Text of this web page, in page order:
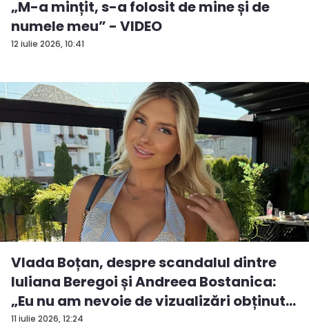
12 iulie 2026, 10:41
„M-a mințit, s-a folosit de mine și de
numele meu” - VIDEO
11 iulie 2026, 12:24
Vlada Boțan, despre scandalul dintre
Iuliana Beregoi și Andreea Bostanica:
„Eu nu am nevoie de vizualizări obținut...